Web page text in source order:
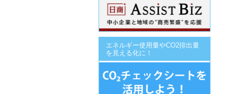
エネルギー使用量やCO2排出量
を見える化に！